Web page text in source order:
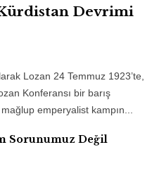
Devrimi
Lozan 24 Temmuz 1923’te,
Konferansı bir barış
emperyalist kampın...
Sorunumuz Değil